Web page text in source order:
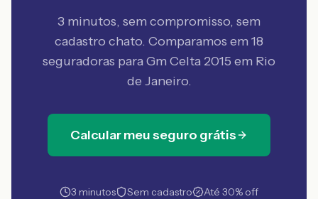
3 minutos, sem compromisso, sem
cadastro chato. Comparamos em 18
seguradoras para Gm Celta 2015 em Rio
de Janeiro.
Calcular meu seguro grátis
3 minutos Sem cadastro Até 30% off